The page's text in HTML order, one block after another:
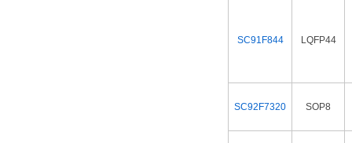
SC91F844 LQFP44
SC92F7320 SOP8